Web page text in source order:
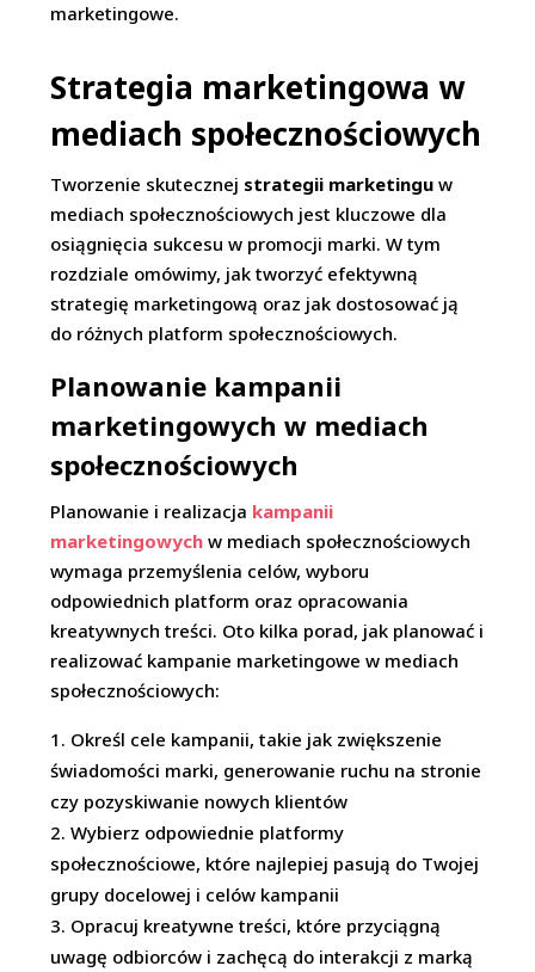
marketingowe.
Strategia marketingowa w
mediach społecznościowych
Tworzenie skutecznej strategii marketingu w
mediach społecznościowych jest kluczowe dla
osiągnięcia sukcesu w promocji marki. W tym
rozdziale omówimy, jak tworzyć efektywną
strategię marketingową oraz jak dostosować ją
do różnych platform społecznościowych.
Planowanie kampanii
marketingowych w mediach
społecznościowych
Planowanie i realizacja kampanii
marketingowych w mediach społecznościowych
wymaga przemyślenia celów, wyboru
odpowiednich platform oraz opracowania
kreatywnych treści. Oto kilka porad, jak planować i
realizować kampanie marketingowe w mediach
społecznościowych:
Określ cele kampanii, takie jak zwiększenie
świadomości marki, generowanie ruchu na stronie
czy pozyskiwanie nowych klientów
Wybierz odpowiednie platformy
społecznościowe, które najlepiej pasują do Twojej
grupy docelowej i celów kampanii
Opracuj kreatywne treści, które przyciągną
uwagę odbiorców i zachęcą do interakcji z marką